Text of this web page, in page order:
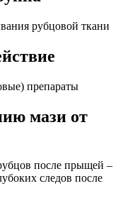
рубцовой ткани
препараты
мази от
после прыщей –
следов после